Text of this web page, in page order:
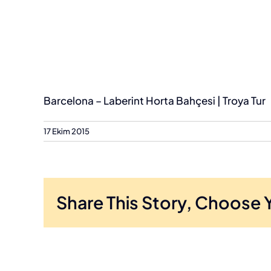
Barcelona – Laberint Horta Bahçesi | Troya Tur
17 Ekim 2015
Share This Story, Choose